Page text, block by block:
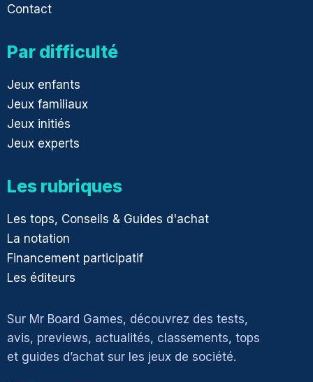
Contact
Par difficulté
Jeux enfants
Jeux familiaux
Jeux initiés
Jeux experts
Les rubriques
Les tops, Conseils & Guides d'achat
La notation
Financement participatif
Les éditeurs
Sur Mr Board Games, découvrez des tests,
avis, previews, actualités, classements, tops
et guides d’achat sur les jeux de société.